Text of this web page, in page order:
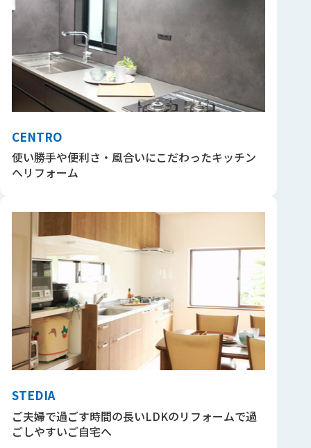
CENTRO
使い勝手や便利さ・風合いにこだわったキッチン
へリフォーム
STEDIA
ご夫婦で過ごす時間の長いLDKのリフォームで過
ごしやすいご自宅へ